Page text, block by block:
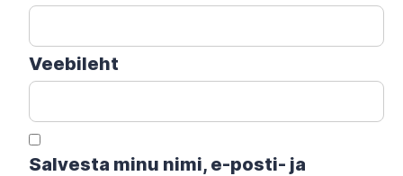
Veebileht
Salvesta minu nimi, e-posti- ja